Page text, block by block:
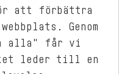
att förbättra
Genom
alla" får vi
leder till en